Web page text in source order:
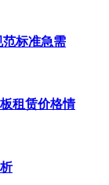
标准急需
租赁价格情